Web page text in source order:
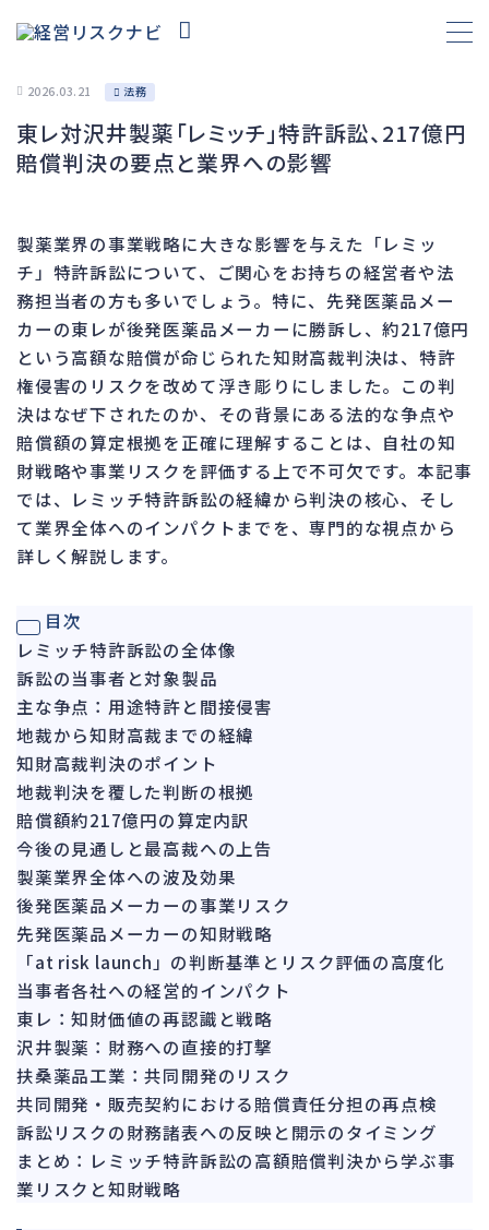
財務 695
資金繰り 193
資産売却 194
法務
差押・強制執行 231
法令違反・行政処分 318
訴訟・不正 279
損害賠償・知的財産 271
経営 157
ガバナンス
再建準備 67
労働問題 273
労災・ハラスメント 149
解雇・退職 129
事業運営 388
品質・リコール 48
情報漏洩・サイバー 269
事業再編 71
手続 701
法的整理 476
債権者対応 19
換価・競売 55
2026.03.21 法務
東レ対沢井製薬「レミッチ」特許訴訟、217億円
賠償判決の要点と業界への影響
製薬業界の事業戦略に大きな影響を与えた「レミッ
チ」特許訴訟について、ご関心をお持ちの経営者や法
務担当者の方も多いでしょう。特に、先発医薬品メー
カーの東レが後発医薬品メーカーに勝訴し、約217億円
という高額な賠償が命じられた知財高裁判決は、特許
権侵害のリスクを改めて浮き彫りにしました。この判
決はなぜ下されたのか、その背景にある法的な争点や
賠償額の算定根拠を正確に理解することは、自社の知
財戦略や事業リスクを評価する上で不可欠です。本記事
では、レミッチ特許訴訟の経緯から判決の核心、そし
て業界全体へのインパクトまでを、専門的な視点から
詳しく解説します。
目次
レミッチ特許訴訟の全体像
訴訟の当事者と対象製品
主な争点：用途特許と間接侵害
地裁から知財高裁までの経緯
知財高裁判決のポイント
地裁判決を覆した判断の根拠
賠償額約217億円の算定内訳
今後の見通しと最高裁への上告
製薬業界全体への波及効果
後発医薬品メーカーの事業リスク
先発医薬品メーカーの知財戦略
「at risk launch」の判断基準とリスク評価の高度化
当事者各社への経営的インパクト
東レ：知財価値の再認識と戦略
沢井製薬：財務への直接的打撃
扶桑薬品工業：共同開発のリスク
共同開発・販売契約における賠償責任分担の再点検
訴訟リスクの財務諸表への反映と開示のタイミング
まとめ：レミッチ特許訴訟の高額賠償判決から学ぶ事
業リスクと知財戦略